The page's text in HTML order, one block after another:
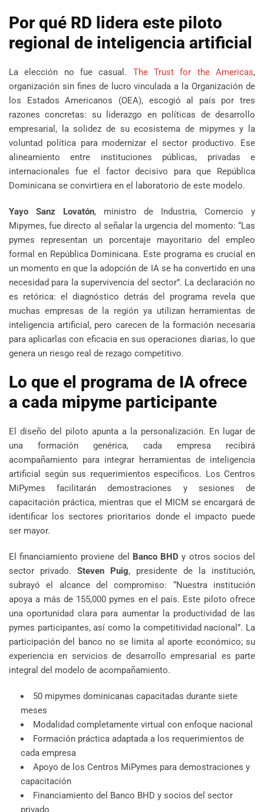
Por qué RD lidera este piloto
regional de inteligencia artificial
La elección no fue casual. The Trust for the Americas,
organización sin fines de lucro vinculada a la Organización de
los Estados Americanos (OEA), escogió al país por tres
razones concretas: su liderazgo en políticas de desarrollo
empresarial, la solidez de su ecosistema de mipymes y la
voluntad política para modernizar el sector productivo. Ese
alineamiento entre instituciones públicas, privadas e
internacionales fue el factor decisivo para que República
Dominicana se convirtiera en el laboratorio de este modelo.
Yayo Sanz Lovatón, ministro de Industria, Comercio y
Mipymes, fue directo al señalar la urgencia del momento: “Las
pymes representan un porcentaje mayoritario del empleo
formal en República Dominicana. Este programa es crucial en
un momento en que la adopción de IA se ha convertido en una
necesidad para la supervivencia del sector”. La declaración no
es retórica: el diagnóstico detrás del programa revela que
muchas empresas de la región ya utilizan herramientas de
inteligencia artificial, pero carecen de la formación necesaria
para aplicarlas con eficacia en sus operaciones diarias, lo que
genera un riesgo real de rezago competitivo.
Lo que el programa de IA ofrece
a cada mipyme participante
El diseño del piloto apunta a la personalización. En lugar de
una formación genérica, cada empresa recibirá
acompañamiento para integrar herramientas de inteligencia
artificial según sus requerimientos específicos. Los Centros
MiPymes facilitarán demostraciones y sesiones de
capacitación práctica, mientras que el MICM se encargará de
identificar los sectores prioritarios donde el impacto puede
ser mayor.
El financiamiento proviene del Banco BHD y otros socios del
sector privado. Steven Puig, presidente de la institución,
subrayó el alcance del compromiso: “Nuestra institución
apoya a más de 155,000 pymes en el país. Este piloto ofrece
una oportunidad clara para aumentar la productividad de las
pymes participantes, así como la competitividad nacional”. La
participación del banco no se limita al aporte económico; su
experiencia en servicios de desarrollo empresarial es parte
integral del modelo de acompañamiento.
50 mipymes dominicanas capacitadas durante siete
meses
Modalidad completamente virtual con enfoque nacional
Formación práctica adaptada a los requerimientos de
cada empresa
Apoyo de los Centros MiPymes para demostraciones y
capacitación
Financiamiento del Banco BHD y socios del sector
privado